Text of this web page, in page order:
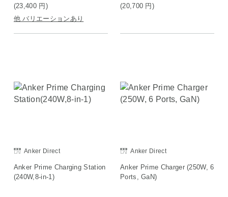
(23,400 円)
他 バリエーションあり
owa PV001
(20,700 円)
Anker Direct
Anker Prime Charging Station
(240W,8-in-1)
Anker Direct
Anker Prime Charger (250W, 6
Ports, GaN)